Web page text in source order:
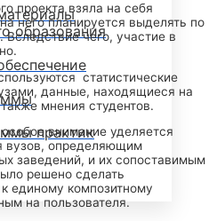
образования
практик
проекта взяла на себя
него планируется выделять по
чего, участие в
статистические
данные, находящиеся на
мнения студентов.
внимание уделяется
вузов, определяющим
заведений, и их сопоставимым
решено сделать
единому композитному
на пользователя.